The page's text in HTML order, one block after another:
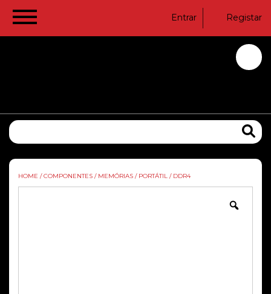
Entrar Registar
HOME / COMPONENTES / MEMÓRIAS / PORTÁTIL / DDR4